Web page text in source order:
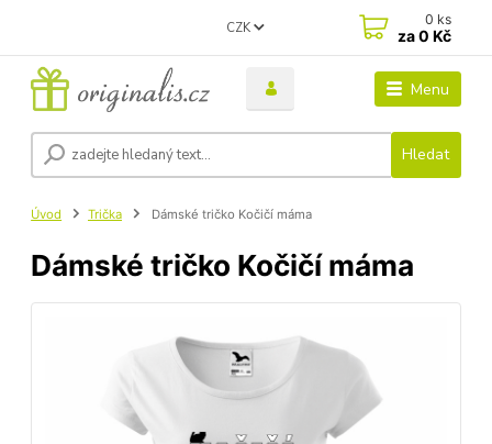
Menu
CZK
Hledat
0 ks
za0 Kč
Úvod Trička Dámské tričko Kočičí máma
Dámské tričko Kočičí máma